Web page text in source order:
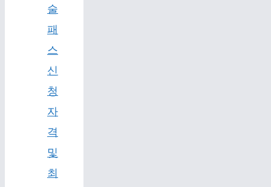
술
패
스
신
청
자
격
및
최